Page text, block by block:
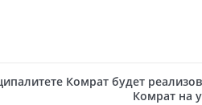
Комрат будет
Комрат на